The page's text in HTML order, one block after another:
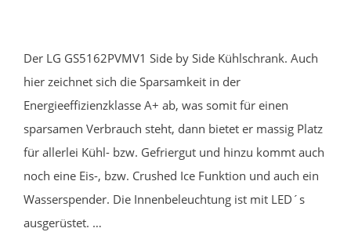
Der LG GS5162PVMV1 Side by Side Kühlschrank. Auch
hier zeichnet sich die Sparsamkeit in der
Energieeffizienzklasse A+ ab, was somit für einen
sparsamen Verbrauch steht, dann bietet er massig Platz
für allerlei Kühl- bzw. Gefriergut und hinzu kommt auch
noch eine Eis-, bzw. Crushed Ice Funktion und auch ein
Wasserspender. Die Innenbeleuchtung ist mit LED´s
ausgerüstet. …